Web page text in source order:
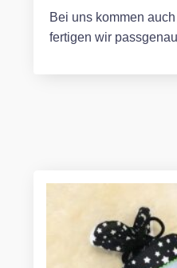
Bei uns kommen
fertigen wir